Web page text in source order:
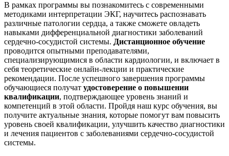
В рамках программы вы познакомитесь с современными
методиками интерпретации ЭКГ, научитесь распознавать
различные патологии сердца, а также сможете овладеть
навыками дифференциальной диагностики заболеваний
сердечно-сосудистой системы. Дистанционное обучение
проводится опытными преподавателями,
специализирующимися в области кардиологии, и включает в
себя теоретические онлайн-лекции и практические
рекомендации. После успешного завершения программы
обучающиеся получат удостоверение о повышении
квалификации, подтверждающее уровень знаний и
компетенций в этой области. Пройдя наш курс обучения, вы
получите актуальные знания, которые помогут вам повысить
уровень своей квалификации, улучшить качество диагностики
и лечения пациентов с заболеваниями сердечно-сосудистой
системы.